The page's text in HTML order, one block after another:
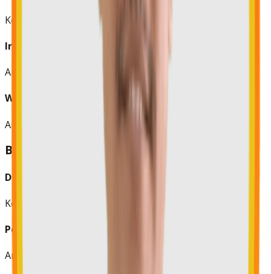
Ketua Bidang
Ir. Iskandar Itamurti
Anggota
Wahyu Kurniawan, S.T
Anggota
Bidang III: Organisasi
Drs. Tokok Adiarto, M.Si.
Ketua Bidang
Pdt. Alfred Jobeanto
Anggota